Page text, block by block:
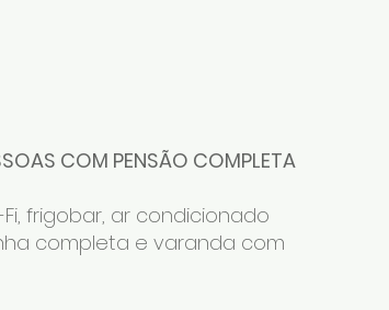
COM PENSÃO COMPLETA
frigobar, ar condicionado
completa e varanda com